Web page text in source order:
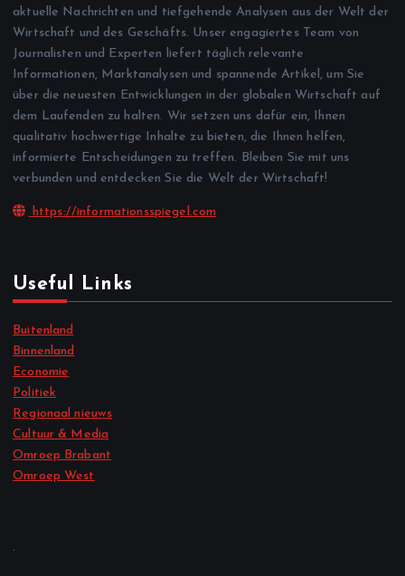
aktuelle Nachrichten und tiefgehende Analysen aus der Welt der
Wirtschaft und des Geschäfts. Unser engagiertes Team von
Journalisten und Experten liefert täglich relevante
Informationen, Marktanalysen und spannende Artikel, um Sie
über die neuesten Entwicklungen in der globalen Wirtschaft auf
dem Laufenden zu halten. Wir setzen uns dafür ein, Ihnen
qualitativ hochwertige Inhalte zu bieten, die Ihnen helfen,
informierte Entscheidungen zu treffen. Bleiben Sie mit uns
verbunden und entdecken Sie die Welt der Wirtschaft!
https://informationsspiegel.com
Useful Links
Buitenland
Binnenland
Economie
Politiek
Regionaal nieuws
Cultuur & Media
Omroep Brabant
Omroep West
.